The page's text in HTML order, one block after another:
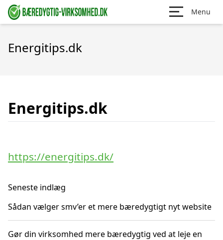
Menu
Energitips.dk
Energitips.dk
https://energitips.dk/
Seneste indlæg
Sådan vælger smv’er et mere bæredygtigt nyt website
Gør din virksomhed mere bæredygtig ved at leje en